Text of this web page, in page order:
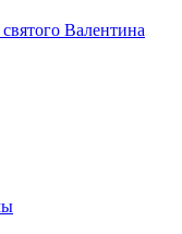
Валентина